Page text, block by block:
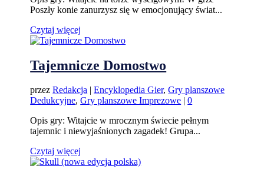
Poszły konie zanurzysz się w emocjonujący świat...
Czytaj więcej
Tajemnicze Domostwo
przezRedakcja |Encyklopedia Gier,Gry planszowe
Dedukcyjne,Gry planszowe Imprezowe |0
Opis gry: Witajcie w mrocznym świecie pełnym
tajemnic i niewyjaśnionych zagadek! Grupa...
Czytaj więcej